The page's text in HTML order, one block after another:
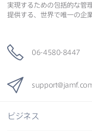
実現する​ための​包括的な​管
提供する、​世界で​唯一の​企
06-4580-8447
support@jamf.
ビジネス